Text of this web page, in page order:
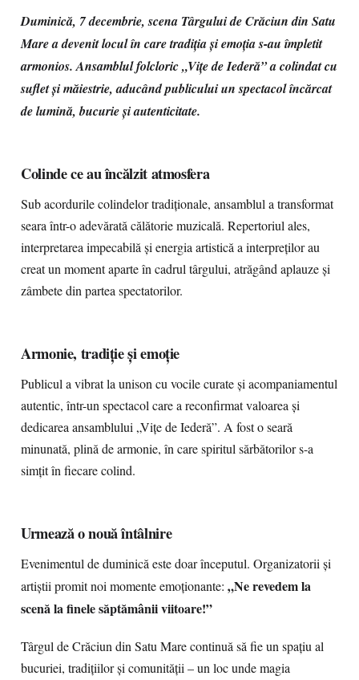
Duminică, 7 decembrie, scena Târgului de Crăciun din Satu
Mare a devenit locul în care tradiția și emoția s-au împletit
armonios. Ansamblul folcloric „Vițe de Iederă” a colindat cu
suflet și măiestrie, aducând publicului un spectacol încărcat
de lumină, bucurie și autenticitate.
Colinde ce au încălzit atmosfera
Sub acordurile colindelor tradiționale, ansamblul a transformat
seara într-o adevărată călătorie muzicală. Repertoriul ales,
interpretarea impecabilă și energia artistică a interpreților au
creat un moment aparte în cadrul târgului, atrăgând aplauze și
zâmbete din partea spectatorilor.
Armonie, tradiție și emoție
Publicul a vibrat la unison cu vocile curate și acompaniamentul
autentic, într-un spectacol care a reconfirmat valoarea și
dedicarea ansamblului „Vițe de Iederă”. A fost o seară
minunată, plină de armonie, în care spiritul sărbătorilor s-a
simțit în fiecare colind.
Urmează o nouă întâlnire
Evenimentul de duminică este doar începutul. Organizatorii și
artiștii promit noi momente emoționante: „Ne revedem la
scenă la finele săptămânii viitoare!”
Târgul de Crăciun din Satu Mare continuă să fie un spațiu al
bucuriei, tradițiilor și comunității – un loc unde magia